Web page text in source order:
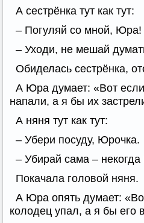
А сестрёнка тут как тут:
– Погуляй со мной, Юра!
– Уходи, не мешай
Обиделась сестрёнка,
А Юра думает: «Вот
напали, а я бы их
А няня тут как тут:
– Убери посуду, Юрочка.
– Убирай сама – некогда
Покачала головой няня.
А Юра опять думает:
колодец упал, а я бы его